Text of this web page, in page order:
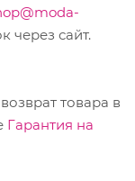
через сайт.
товара в
Гарантия на